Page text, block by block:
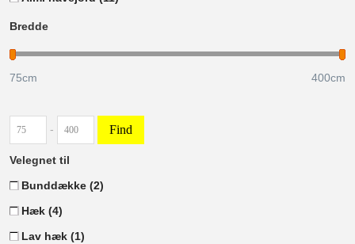
Bredde
75cm 400cm
- Find
Velegnet til
Bunddække (2)
Hæk (4)
Lav hæk (1)